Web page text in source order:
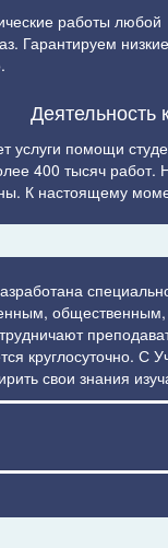
работы любой
Гарантируем
услуги помощи
400 тысяч
К настоящему
круглосуточно. С
свои знания